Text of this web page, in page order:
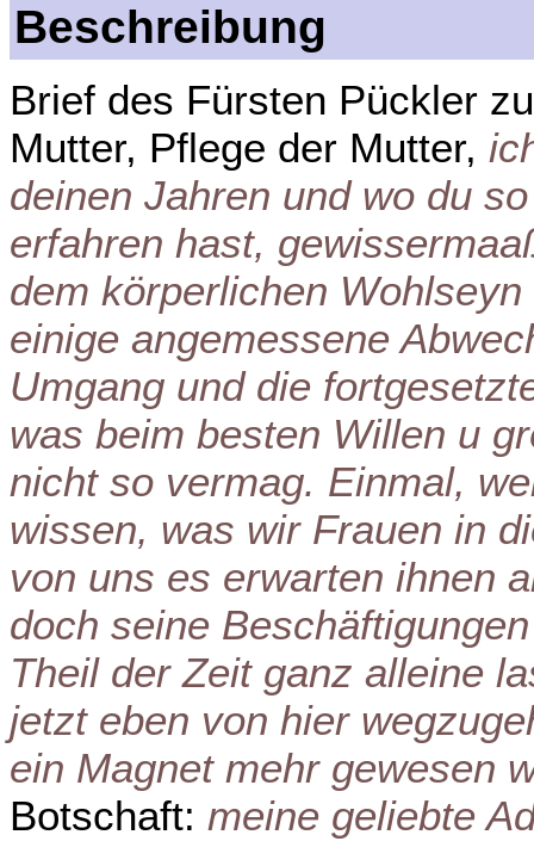
Beschreibung
Brief des Fürsten Pückler
Mutter, Pflege der Mutter,
deinen Jahren und wo du
erfahren hast,
dem körperlichen
einige angemessene
Umgang und die
was beim besten Willen u
nicht so vermag. Einmal,
wissen, was wir Frauen in
von uns es erwarten ihnen
doch seine
Theil der Zeit ganz alleine
jetzt eben von hier
ein Magnet mehr gewesen
Botschaft: meine geliebte